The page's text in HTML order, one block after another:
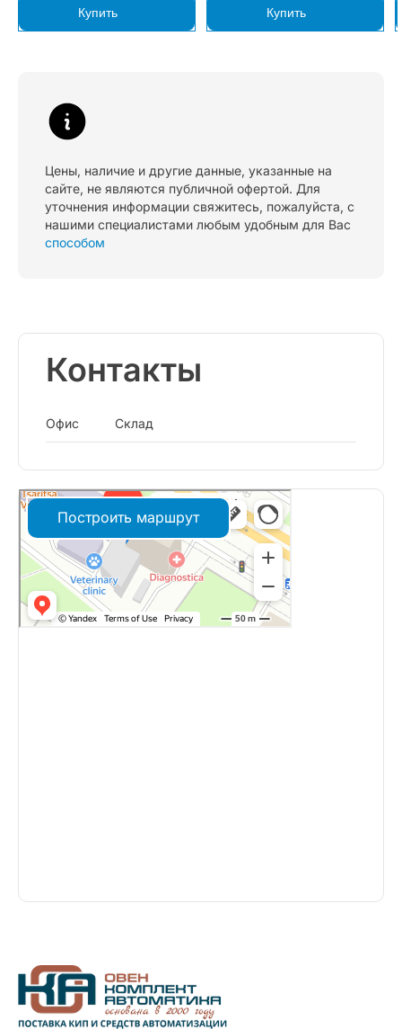
Купить Купить
Цены, наличие и другие данные, указанные на
сайте, не являются публичной офертой. Для
уточнения информации свяжитесь, пожалуйста, с
нашими специалистами любым удобным для Вас
способом
Контакты
Офис Склад
Построить маршрут